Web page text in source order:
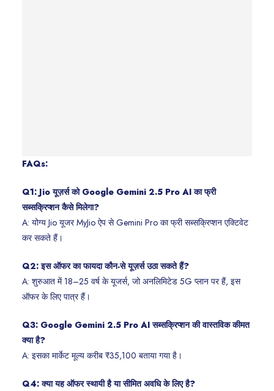
FAQs:
Q1: Jio यूज़र्स को Google Gemini 2.5 Pro AI का फ्री
सब्सक्रिप्शन कैसे मिलेगा?
A: योग्य Jio यूजर MyJio ऐप से Gemini Pro का फ्री सब्सक्रिप्शन एक्टिवेट
कर सकते हैं।
Q2: इस ऑफर का फायदा कौन-से यूज़र्स उठा सकते हैं?
A: शुरुआत में 18–25 वर्ष के यूजर्स, जो अनलिमिटेड 5G प्लान पर हैं, इस
ऑफर के लिए पात्र हैं।
Q3: Google Gemini 2.5 Pro AI सब्सक्रिप्शन की वास्तविक कीमत
क्या है?
A: इसका मार्केट मूल्य करीब ₹35,100 बताया गया है।
Q4: क्या यह ऑफर स्थायी है या सीमित अवधि के लिए है?